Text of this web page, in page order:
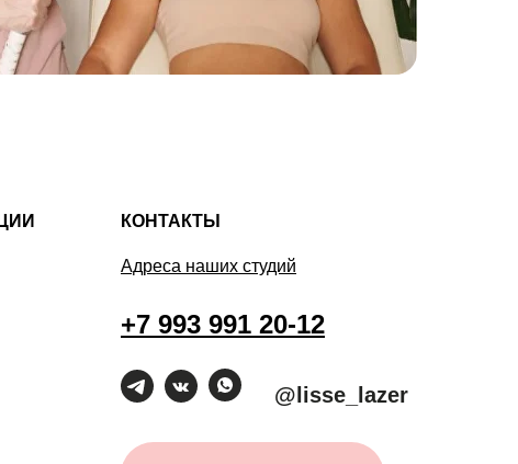
Адреса наших студий
КОНТАКТЫ
+7 993 991 20-12
@lisse_lazer